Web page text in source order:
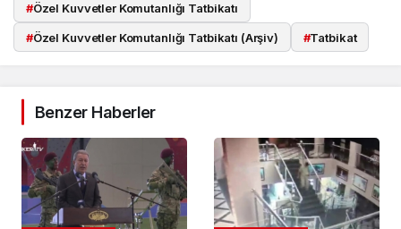
#Özel Kuvvetler Komutanlığı Tatbikatı
#Özel Kuvvetler Komutanlığı Tatbikatı (Arşiv) #Tatbikat
Benzer Haberler